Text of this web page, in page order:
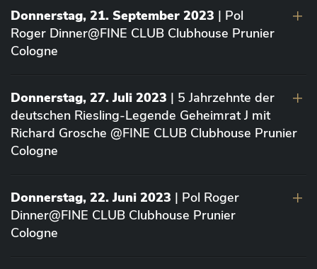
Donnerstag, 21. September 2023 | Pol
Roger Dinner@FINE CLUB Clubhouse Prunier
Cologne
Donnerstag, 27. Juli 2023 | 5 Jahrzehnte der
deutschen Riesling-Legende Geheimrat J mit
Richard Grosche @FINE CLUB Clubhouse Prunier
Cologne
Donnerstag, 22. Juni 2023 | Pol Roger
Dinner@FINE CLUB Clubhouse Prunier
Cologne